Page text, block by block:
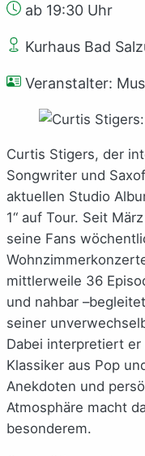
ab 19:30 Uhr
Kurhaus Bad
Veranstalter:
Curtis Stigers, der
Songwriter und
aktuellen Studio
1“ auf Tour. Seit
seine Fans
mittlerweile 36
und nahbar
seiner
Dabei interpretiert
Klassiker aus Pop
Anekdoten und
Atmosphäre macht
besonderem.